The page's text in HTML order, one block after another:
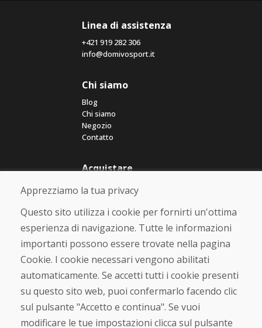
Linea di assistenza
+421 919 282 306
info@domivosport.it
Chi siamo
Blog
Chi siamo
Negozio
Contatto
Acquistare
Negozio online
Termini e condizioni commerciali
Spedizione e pagamento
Reso e cambio merce
Protezione dei dati personali
Cookies
Verificato dai clienti
★★★★★
Apprezziamo la tua privacy
Questo sito utilizza i cookie per fornirti un'ottima
esperienza di navigazione. Tutte le informazioni
importanti possono essere trovate nella pagina
Cookie. I cookie necessari vengono abilitati
automaticamente. Se accetti tutti i cookie presenti
su questo sito web, puoi confermarlo facendo clic
sul pulsante "Accetto e continua". Se vuoi
modificare le tue impostazioni clicca sul pulsante